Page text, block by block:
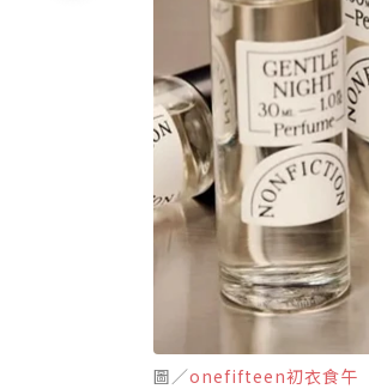
圖／onefifteen初衣食午